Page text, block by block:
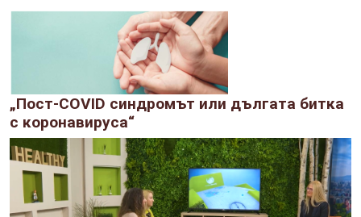
„Пост-COVID синдромът или дългата битка
с коронавируса“